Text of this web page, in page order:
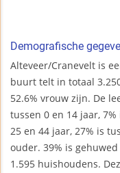
Demografische
Alteveer/Cranevelt is
buurt telt in totaal
52.6% vrouw zijn. De
tussen 0 en 14 jaar,
25 en 44 jaar, 27% is
ouder. 39% is
1.595 huishoudens.